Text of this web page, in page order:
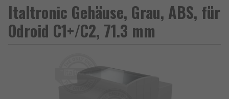
Italtronic Gehäuse, Grau, ABS, für
Odroid C1+/C2, 71.3 mm